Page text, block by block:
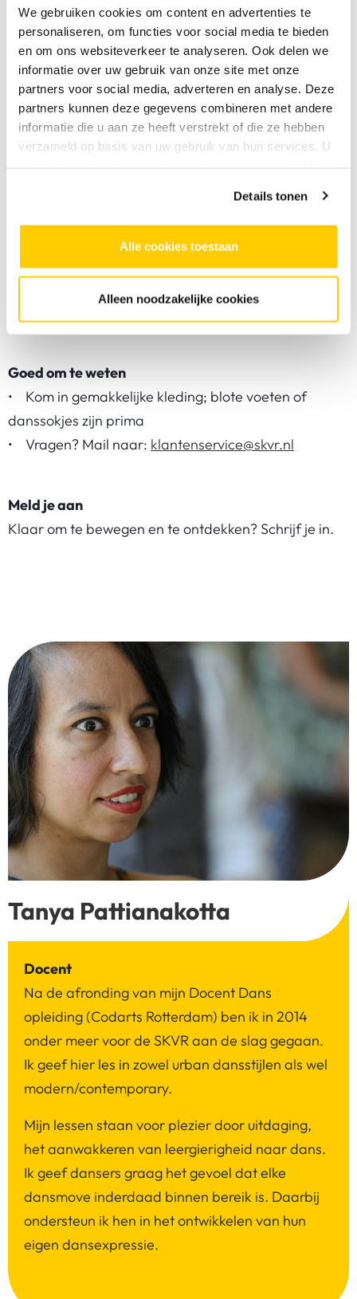
We gebruiken cookies om content en advertenties te
personaliseren, om functies voor social media te bieden
en om ons websiteverkeer te analyseren. Ook delen we
informatie over uw gebruik van onze site met onze
partners voor social media, adverteren en analyse. Deze
partners kunnen deze gegevens combineren met andere
informatie die u aan ze heeft verstrekt of die ze hebben
verzameld op basis van uw gebruik van hun services. U
Details tonen
Alle cookies toestaan
Alleen noodzakelijke cookies
maar niet verplicht. Nieuwsgierigheid en zin om te
bewegen zijn genoeg.
Hoe ziet een les eruit?
Elke les begint met technische oefeningen, gevolgd
door danscombinaties en improvisatieopdrachten. Er
Waarom kies je voor deze cursus bij SKVR?
• Techniek én improvisatie in elke les
• Begeleiding door een professionele dansdocent
Goed om te weten
• Kom in gemakkelijke kleding; blote voeten of
danssokjes zijn prima
• Vragen? Mail naar: klantenservice@skvr.nl
Meld je aan
Klaar om te bewegen en te ontdekken? Schrijf je in.
Tanya Pattianakotta
Docent
Na de afronding van mijn Docent Dans
opleiding (Codarts Rotterdam) ben ik in 2014
onder meer voor de SKVR aan de slag gegaan.
Ik geef hier les in zowel urban dansstijlen als wel
modern/contemporary.
Mijn lessen staan voor plezier door uitdaging,
het aanwakkeren van leergierigheid naar dans.
Ik geef dansers graag het gevoel dat elke
dansmove inderdaad binnen bereik is. Daarbij
ondersteun ik hen in het ontwikkelen van hun
eigen dansexpressie.